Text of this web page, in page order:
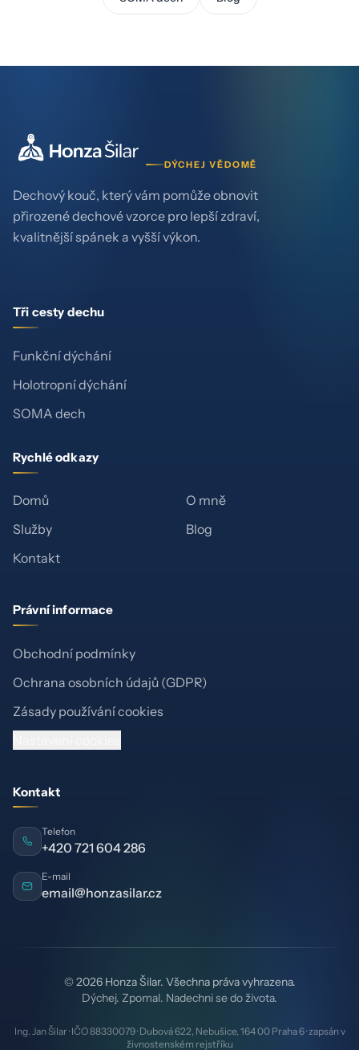
DÝCHEJ VĚDOMĚ
Dechový kouč, který vám pomůže obnovit
přirozené dechové vzorce pro lepší zdraví,
kvalitnější spánek a vyšší výkon.
Tři cesty dechu
Funkční dýchání
Holotropní dýchání
SOMA dech
Rychlé odkazy
Domů
O mně
Služby
Blog
Kontakt
Právní informace
Obchodní podmínky
Ochrana osobních údajů (GDPR)
Zásady používání cookies
Kontakt
Telefon
+420 721 604 286
E-mail
email@honzasilar.cz
© 2026 Honza Šilar. Všechna práva vyhrazena.
Dýchej. Zpomal. Nadechni se do života.
Ing. Jan Šilar · IČO 88330079 · Dubová 622, Nebušice, 164 00 Praha 6 · zapsán v
živnostenském rejstříku